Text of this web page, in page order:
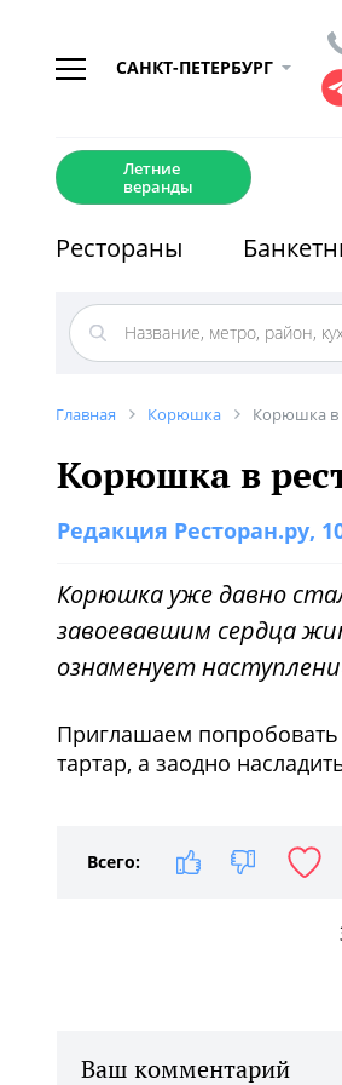
САНКТ-ПЕТЕРБУРГ
Летние
веранды
Рестораны
Главная Корюшка Корюшка в
Корюшка в
Редакция Ресторан.ру,
Корюшка уже давно
завоевавшим сердца
ознаменует
Приглашаем попробовать
тартар, а заодно
Всего:
Ваш комментарий